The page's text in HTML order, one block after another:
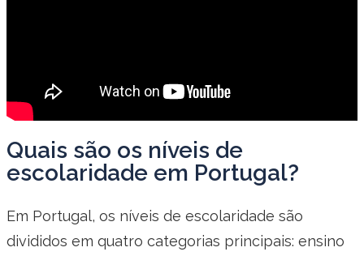
Quais são os níveis de
escolaridade em Portugal?
Em Portugal, os níveis de escolaridade são
divididos em quatro categorias principais: ensino